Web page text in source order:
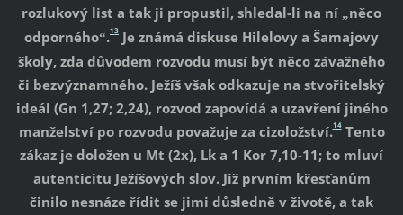
rozlukový list a tak ji propustil, shledal-li na ní „něco
odporného“.13 Je známá diskuse Hilelovy a Šamajovy
školy, zda důvodem rozvodu musí být něco závažného
či bezvýznamného. Ježíš však odkazuje na stvořitelský
ideál (Gn 1,27; 2,24), rozvod zapovídá a uzavření jiného
manželství po rozvodu považuje za cizoložství.14Tento
zákaz je doložen u Mt (2x), Lk a 1 Kor 7,10-11; to mluví
autenticitu Ježíšových slov. Již prvním křesťanům
činilo nesnáze řídit se jimi důsledně v životě, a tak